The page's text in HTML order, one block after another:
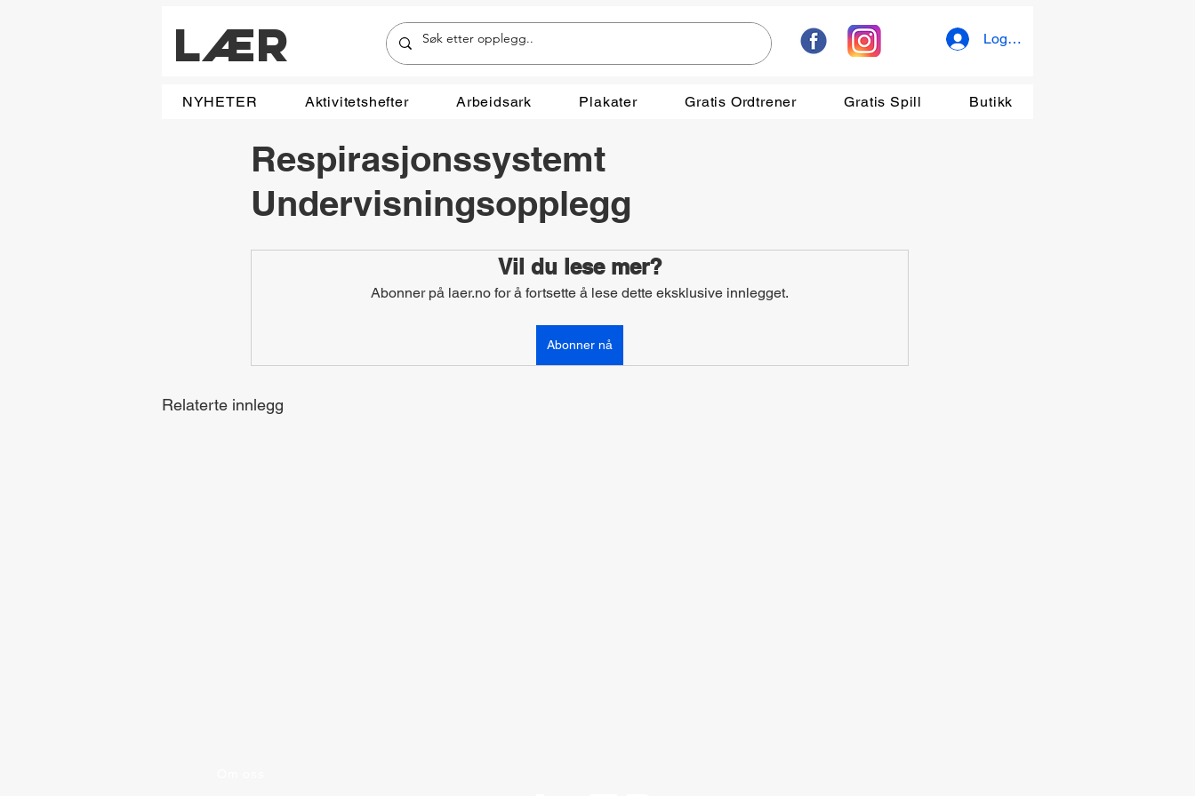
LÆR Logg inn
NYHETER Aktivitetshefter Arbeidsark Plakater Gratis Ordtrener Gratis Spill Butikk
Respirasjonssystemt
Undervisningsopplegg
Vil du lese mer?
Abonner på laer.no for å fortsette å lese dette eksklusive innlegget.
Abonner nå
Relaterte innlegg